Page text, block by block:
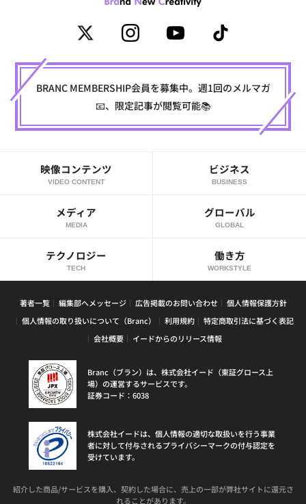
BRANC MEMBERSHIP会員を募集中。週1回のメルマガ
📧、限定記事が閲覧可能📚
映像コンテンツ
VIDEO CONTENT
ビジネス
BUSINESS
メディア
MEDIA
グローバル
GLOBAL
テクノロジー
TECH
働き方
WORKSTYLE
著者一覧 編集部へメッセージ 広告掲載のお問い合わせ
個人情報保護方針
個人情報の取り扱いについて（Branc）
利用規約
特定商取引法に基づく表記
会社概要
イードからのリリース情報
Branc（ブラン）は、株式会社イード（東証グロース上
場）の運営するサービスです。
証券コード：6038
株式会社イードは、個人情報の適切な取扱いを行う事業
者に対して付与されるプライバシーマークの付与認定を
受けています。
紹介した商品/サービスを購入、契約した場合に、売上の一部が弊社サイトに還元さ
れることがあります。